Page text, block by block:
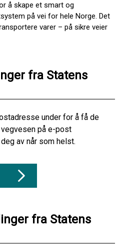
å skape et smart og
på vei for hele Norge. Det
varer – på sikre veier
fra Statens
under for å få de
på e-post
av når som helst.
fra Statens